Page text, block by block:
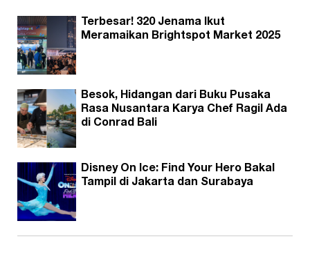
Terbesar! 320 Jenama Ikut
Meramaikan Brightspot Market 2025
Besok, Hidangan dari Buku Pusaka
Rasa Nusantara Karya Chef Ragil Ada
di Conrad Bali
Disney On Ice: Find Your Hero Bakal
Tampil di Jakarta dan Surabaya